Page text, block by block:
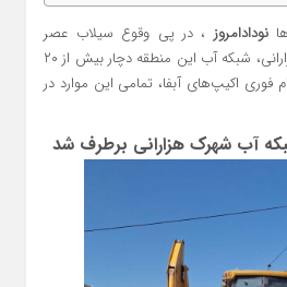
نودادامروز ، در پی وقوع سیلاب عصر
یکشنبه ۲۵ آبان در شهرک هزارانی، شبکه آب این منطقه دچار بیش از ۲۰
اکیپ‌های آبفا، تمامی این موارد در